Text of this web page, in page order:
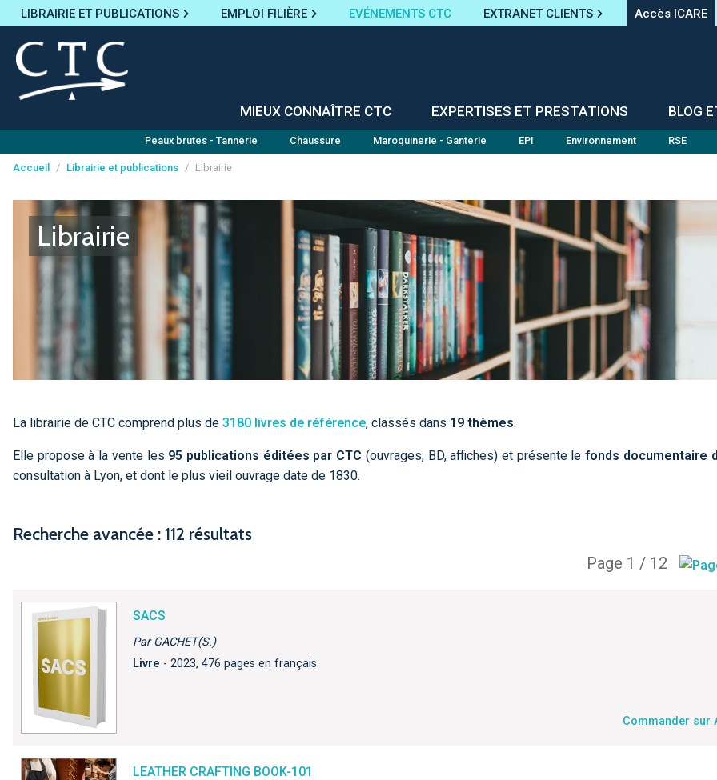
Panneau de gestion des cookies
LIBRAIRIE ET PUBLICATIONS EMPLOI FILIÈRE EVÉNEMENTS CTC EXTRANET CLIENTS Accès ICARE
MIEUX CONNAÎTRE CTC EXPERTISES ET PRESTATIONS BLOG
Peaux brutes - Tannerie Chaussure Maroquinerie - Ganterie EPI Environnement RSE
Accueil / Librairie et publications / Librairie
Librairie
La librairie de CTC comprend plus de 3180 livres de référence, classés dans 19 thèmes.
Elle propose à la vente les 95 publications éditées par CTC (ouvrages, BD, affiches) et présente lefonds documentaire
consultation à Lyon, et dont le plus vieil ouvrage date de 1830.
Recherche avancée : 112 résultats
Page 1 / 12
SACS
Par GACHET(S.)
Livre - 2023, 476 pages en français
Commander sur
LEATHER CRAFTING BOOK-101